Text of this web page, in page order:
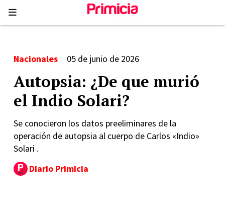
Autopsia: ¿De que murió
el Indio Solari?
Se conocieron los datos preeliminares de la
operación de autopsia al cuerpo de Carlos «Indio»
Solari .
Nacionales 05 de junio de 2026
Diario Primicia